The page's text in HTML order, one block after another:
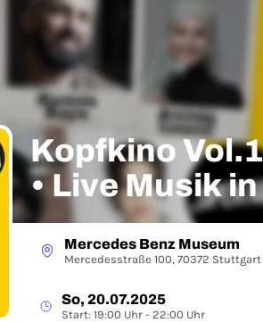
Kopfkino
• Live Musik
Air"
Mercedes Benz Museum
Mercedesstraße 100, 70372 Stuttgart
So, 20.07.2025
Start: 19:00 Uhr - 22:00 Uhr